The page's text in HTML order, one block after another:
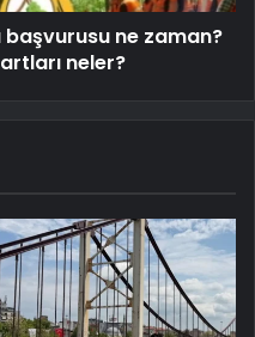
başvurusu ne zaman?
neler?